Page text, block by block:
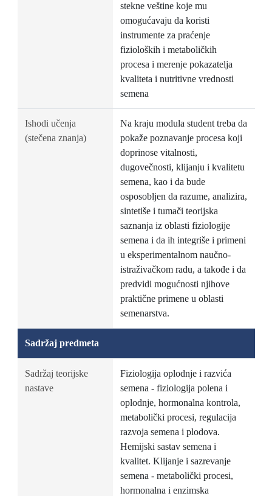
stekne veštine koje mu
omogućavaju da koristi
instrumente za praćenje
fizioloških i metaboličkih
procesa i merenje pokazatelja
kvaliteta i nutritivne vrednosti
semena
Ishodi učenja
(stečena znanja)
Na kraju modula student treba da
pokaže poznavanje procesa koji
doprinose vitalnosti,
dugovečnosti, klijanju i kvalitetu
semena, kao i da bude
osposobljen da razume, analizira,
sintetiše i tumači teorijska
saznanja iz oblasti fiziologije
semena i da ih integriše i primeni
u eksperimentalnom naučno-
istraživačkom radu, a takođe i da
predvidi mogućnosti njihove
praktične primene u oblasti
semenarstva.
Sadržaj predmeta
Sadržaj teorijske
nastave
Fiziologija oplodnje i razvića
semena - fiziologija polena i
oplodnje, hormonalna kontrola,
metabolički procesi, regulacija
razvoja semena i plodova.
Hemijski sastav semena i
kvalitet. Klijanje i sazrevanje
semena - metabolički procesi,
hormonalna i enzimska